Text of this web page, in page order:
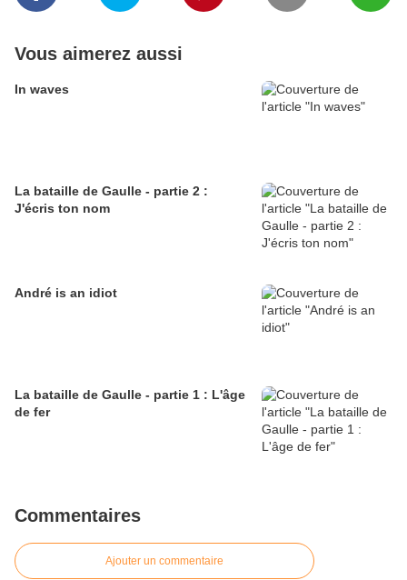
Vous aimerez aussi
In waves
La bataille de Gaulle - partie 2 :
J'écris ton nom
André is an idiot
La bataille de Gaulle - partie 1 : L'âge
de fer
Commentaires
Ajouter un commentaire